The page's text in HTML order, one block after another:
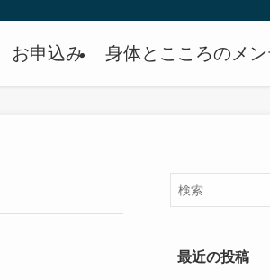
お申込み 身体とこころのメ
最近の投稿